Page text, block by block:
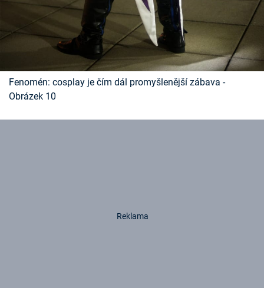
Fenomén: cosplay je čím dál promyšlenější zábava -
Obrázek 10